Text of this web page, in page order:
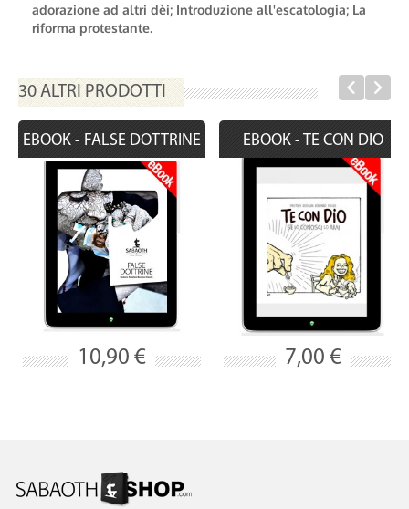
adorazione ad altri dèi; Introduzione all'escatologia; La
riforma protestante.
30 ALTRI PRODOTTI
EBOOK - FALSE DOTTRINE
10,90 €
EBOOK - TE CON DIO
7,00 €